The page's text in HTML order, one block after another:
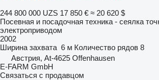
244 800 000 UZS 17 850 € ≈ 20 620 $
Посевная и посадочная техника - сеялка
электроприводом
2002
Ширина захвата 6 м Количество рядов 8
Австрия, At-4625 Offenhausen
E-FARM GmbH
Связаться с продавцом